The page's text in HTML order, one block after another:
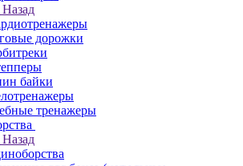
Назад
дорожки
байки
тренажеры
Назад